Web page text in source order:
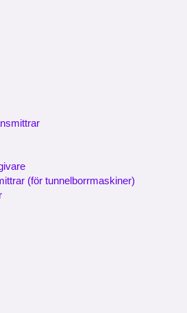
(för tunnelborrmaskiner)